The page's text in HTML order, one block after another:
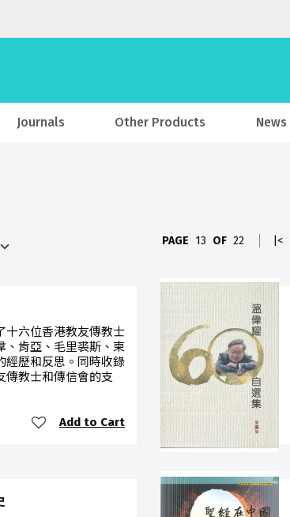
Journals Other Products News
PAGE 13 OF 22 |<
十六位香港教友傳教士
、肯亞、毛里裘斯、柬
經歷和反思。同時收錄
傳教士和傳信會的支
Add to Cart